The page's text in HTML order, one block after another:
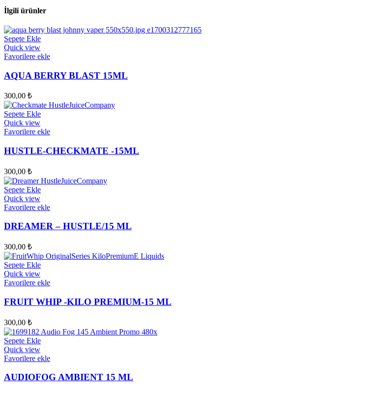
İlgili ürünler
Sepete Ekle
Quick view
Favorilere ekle
AQUA BERRY BLAST 15ML
300,00 ₺
Sepete Ekle
Quick view
Favorilere ekle
HUSTLE-CHECKMATE -15ML
300,00 ₺
Sepete Ekle
Quick view
Favorilere ekle
DREAMER – HUSTLE/15 ML
300,00 ₺
Sepete Ekle
Quick view
Favorilere ekle
FRUIT WHIP -KILO PREMIUM-15 ML
300,00 ₺
Sepete Ekle
Quick view
Favorilere ekle
AUDIOFOG AMBIENT 15 ML